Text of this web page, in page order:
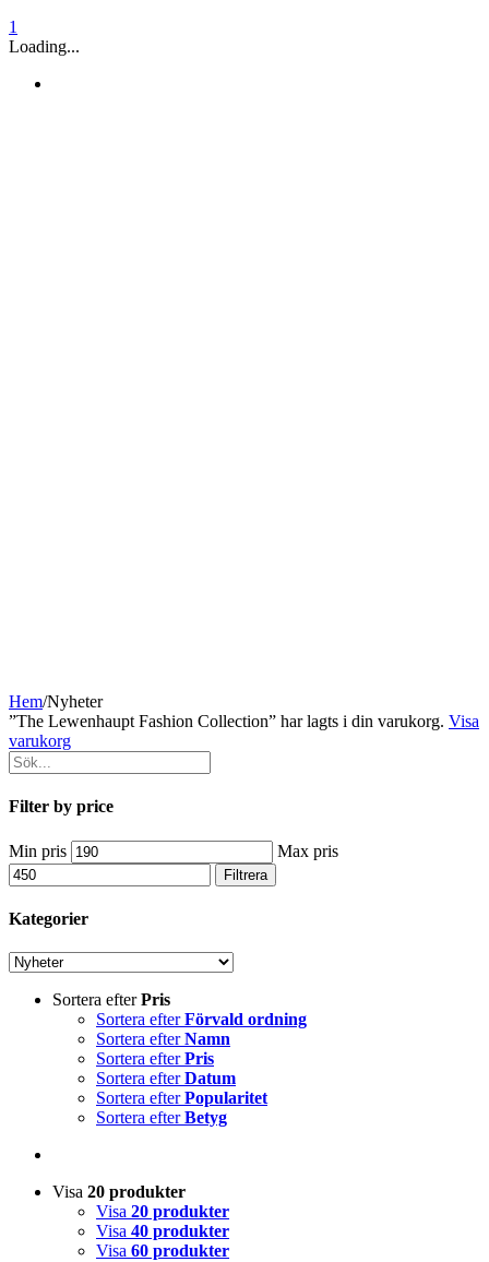
1
Loading...
Hem/Nyheter
”The Lewenhaupt Fashion Collection” har lagts i din varukorg. Visa
varukorg
Filter by price
Min pris Max pris
Filtrera
Kategorier
Sortera efterPris
Sortera efterFörvald ordning
Sortera efterNamn
Sortera efterPris
Sortera efterDatum
Sortera efterPopularitet
Sortera efterBetyg
Visa 20 produkter
Visa 20 produkter
Visa 40 produkter
Visa 60 produkter